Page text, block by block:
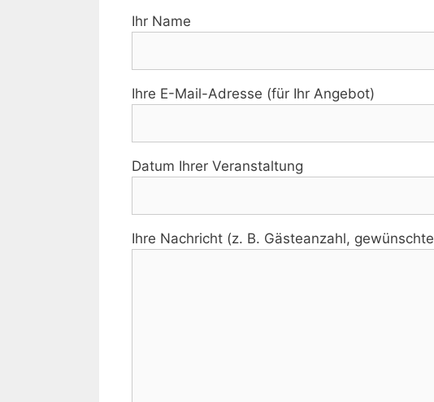
Ihr Name
Ihre E-Mail-Adresse (für Ihr Angebot)
Datum Ihrer Veranstaltung
Ihre Nachricht (z. B. Gästeanzahl,